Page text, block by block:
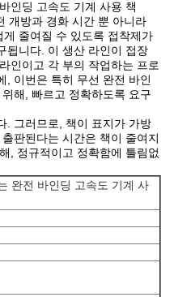
인딩 고속도 기계 사용 책
개방과 경화 시간 뿐 아니라
줄여질 수 있도록 접착제가
됩니다. 이 생산 라인이 접장
인이고 각 부의 작업하는 프로
, 이번은 특히 무선 완전 바인
해, 빠르고 정확하도록 요구
. 그러므로, 책이 표지가 가방
판된다는 시간은 책이 줄여지
, 정규적이고 정확함에 틀림없
완전 바인딩 고속도 기계 사